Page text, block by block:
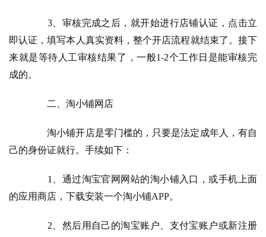
3、审核完成之后，就开始进行店铺认证，点击立
即认证，填写本人真实资料，整个开店流程就结束了。接下
来就是等待人工审核结果了，一般1-2个工作日是能审核完
成的。
二、淘小铺网店
淘小铺开店是零门槛的，只要是法定成年人，有自
己的身份证就行。手续如下：
1、通过淘宝官网网站的淘小铺入口，或手机上面
的应用商店，下载安装一个淘小铺APP。
2、然后用自己的淘宝账户、支付宝账户或新注册